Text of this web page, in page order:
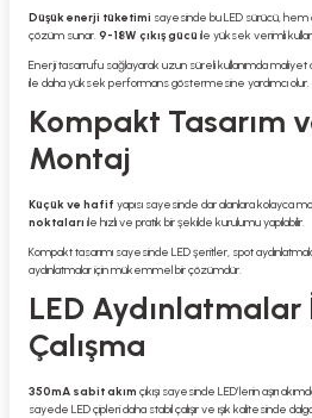
Düşük enerji tüketimi sayesinde bu LED sürücü,
çözüm sunar. 9-18W çıkış gücü ile yüksek verimli
Enerji tasarrufu sağlayarak uzun süreli kullanımda maliyet
ile daha yüksek performans göstermesine yardımcı olur.
Kompakt Tasarım
Montaj
Küçük ve hafif yapısı sayesinde dar alanlara kolayca
noktaları ile hızlı ve pratik bir şekilde kurulumu yapılabilir.
Kompakt tasarımı sayesinde LED şeritler, spot
aydınlatmalar için mükemmel bir çözümdür.
LED
Çalışma
350mA sabit akım çıkışı sayesinde LED’lerin aşırı
sayede LED çipleri daha stabil çalışır ve ışık kalitesinde